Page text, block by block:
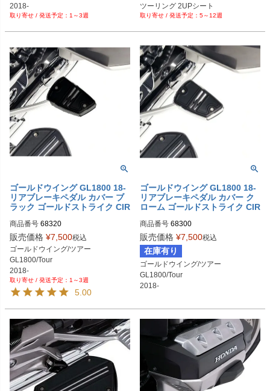
2018-
1～3週
ツーリング 2UPシート
5～12週
ゴールドウイング GL1800 18-
リアブレーキペダル カバー ブ
ラック ゴールドストライク CIR
商品番号 68320
販売価格 ¥7,500税込
ゴールドウイング/ツアー
GL1800/Tour
2018-
1～3週
5.00
ゴールドウイング GL1800 18-
リアブレーキペダル カバー ク
ローム ゴールドストライク CIR
商品番号 68300
販売価格 ¥7,500税込
在庫有り
ゴールドウイング/ツアー
GL1800/Tour
2018-